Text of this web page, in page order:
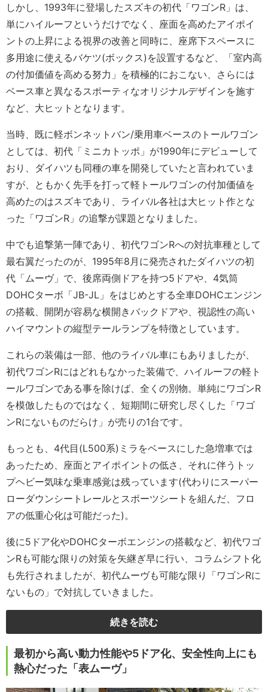
しかし、1993年に登場したスズキの初代「ワゴンR」は、
単にハイルーフというだけでなく、座面を高めたアイポイ
ントの上昇による視界の改善と同時に、座席下スペースに
多用途に使えるバケツ(ボックス)を設置するなど、「室内高
の付加価値を高める努力」を積極的におこない、さらには
ベース車と異なるスポーティなオリジナルデザインを施す
など、大ヒットとなります。
当時、既に軽ボンネットバン/乗用車ベースのトールワゴン
としては、初代「ミニカトッポ」が1990年にデビューして
おり、ダイハツも同種の車を開発していたと言われていま
すが、ともかく先手を打って軽トールワゴンの付加価値を
高めたのはスズキであり、ライバル各社は大ヒット作とな
った「ワゴンR」の追撃が課題となりました。
中でも追撃第一陣であり、初代ワゴンRへの対抗車種として
最右翼だったのが、1995年8月に発売されたダイハツの初
代「ムーヴ」で、後席両側ドアを持つ5ドアや、4気筒
DOHCターボ「JB-JL」をはじめとする全車DOHCエンジン
の搭載、開閉が容易な横開きバックドアや、視認性の高い
ハイマウントの縦型テールランプを特徴としています。
これらの装備は一部、他のライバル車にもありましたが、
初代ワゴンRにはどれもなかった装備で、ハイルーフの軽ト
ールワゴンである事を除けば、全くの別物。単純にワゴンR
を模倣したものではなく、短期間に研究し尽くした「ワゴ
ンRにないものだらけ」が売りの1台です。
もっとも、4代目(L500系)ミラをベースにした急増車では
あったため、座面とアイポイントの低さ、それに伴うトッ
プヘビー気味な乗車感覚は残っています(代わりにスーパー
ローダウンシートレールとスポーツシートを組んだ、フロ
アの低重心化は可能だった)。
後に5ドア化やDOHCターボエンジンの搭載など、初代ワゴ
ンRも可能な限りの対策を矢継ぎ早に行い、コラムシフト化
も先行されましたが、初代ムーヴも可能な限り「ワゴンRに
ないもの」で対抗していきました。
続きを読む
最初から高い動力性能や5ドア化、安全性向上にも
熱心だった「表ムーヴ」